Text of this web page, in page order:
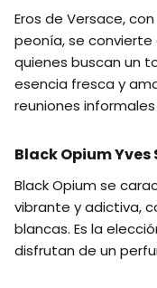
Eros de Versace,
peonía, se
quienes buscan un
esencia fresca y
reuniones
Black Opium
Black Opium se
vibrante y adictiva,
blancas. Es la
disfrutan de un